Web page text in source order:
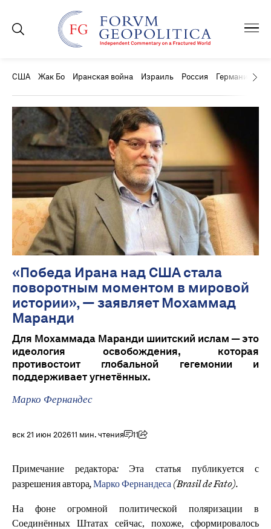
США Жак Бо Иранская война Израиль Россия Германия
«Победа Ирана над США стала
поворотным моментом в мировой
истории», — заявляет Мохаммад
Маранди
Для Мохаммада Маранди шиитский ислам — это
идеология освобождения, которая
противостоит глобальной гегемонии и
поддерживает угнетённых.
Марко Фернандес
вск 21 июн 202611 мин. чтения 11
Примечание редактора:Эта статья публикуется с
разрешения автора,Марко Фернандеса (Brasil de Fato).
На фоне огромной политической поляризации в
Соединённых Штатах сейчас, похоже, сформировалось